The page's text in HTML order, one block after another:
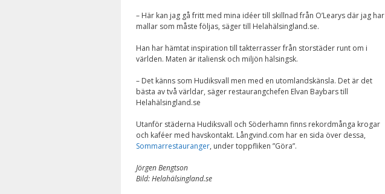
– Här kan jag gå fritt med mina idéer till skillnad från O’Learys där jag har
mallar som måste följas, säger till Helahälsingland.se.
Han har hämtat inspiration till takterrasser från storstäder runt om i
världen. Maten är italiensk och miljön hälsingsk.
– Det känns som Hudiksvall men med en utomlandskänsla. Det är det
bästa av två världar, säger restaurangchefen Elvan Baybars till
Helahälsingland.se
Utanför städerna Hudiksvall och Söderhamn finns rekordmånga krogar
och kaféer med havskontakt. Långvind.com har en sida över dessa,
Sommarrestauranger, under toppfliken ”Göra”.
Jörgen Bengtson
Bild: Helahälsingland.se